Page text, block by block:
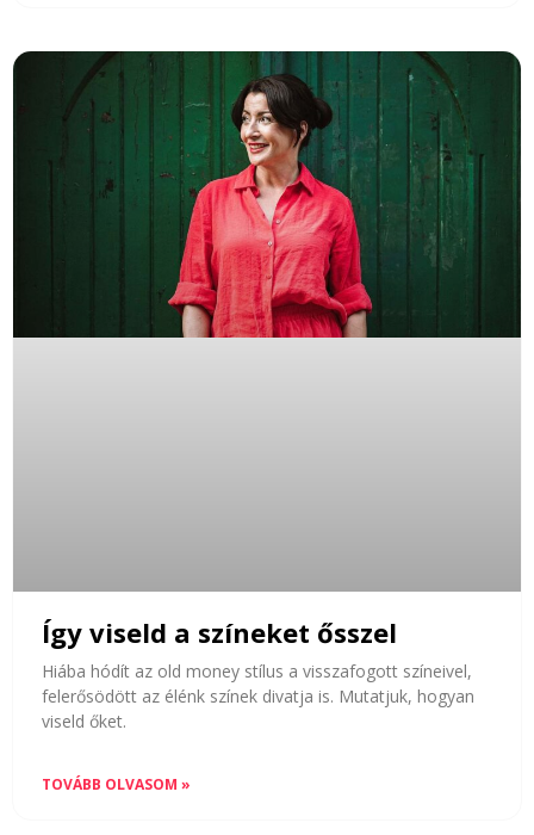
Így viseld a színeket ősszel
Hiába hódít az old money stílus a visszafogott színeivel,
felerősödött az élénk színek divatja is. Mutatjuk, hogyan
viseld őket.
TOVÁBB OLVASOM »